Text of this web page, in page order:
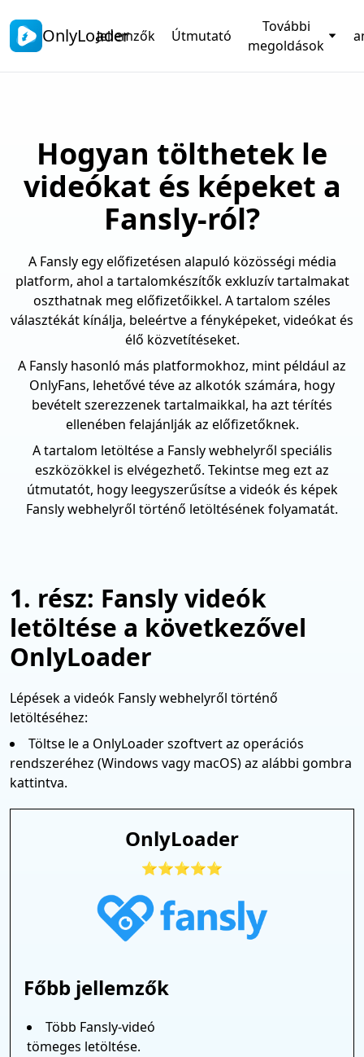
OnlyLoader
Jellemzők Útmutató
További
megoldások
Hogyan tölthetek le
videókat és képeket a
Fansly-ról?
A Fansly egy előfizetésen alapuló közösségi média
platform, ahol a tartalomkészítők exkluzív tartalmakat
oszthatnak meg előfizetőikkel. A tartalom széles
választékát kínálja, beleértve a fényképeket, videókat és
élő közvetítéseket.
A Fansly hasonló más platformokhoz, mint például az
OnlyFans, lehetővé téve az alkotók számára, hogy
bevételt szerezzenek tartalmaikkal, ha azt térítés
ellenében felajánlják az előfizetőknek.
A tartalom letöltése a Fansly webhelyről speciális
eszközökkel is elvégezhető. Tekintse meg ezt az
útmutatót, hogy leegyszerűsítse a videók és képek
Fansly webhelyről történő letöltésének folyamatát.
1. rész: Fansly videók
letöltése a következővel
OnlyLoader
Lépések a videók Fansly webhelyről történő
letöltéséhez:
Töltse le a OnlyLoader szoftvert az operációs
rendszeréhez (Windows vagy macOS) az alábbi gombra
kattintva.
OnlyLoader
⭐⭐⭐⭐⭐
Főbb jellemzők
Több Fansly-videó
tömeges letöltése.